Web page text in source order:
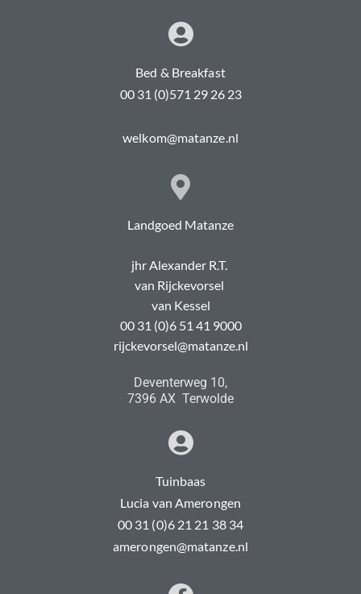
Bed & Breakfast
00 31 (0)571 29 26 23
welkom@matanze.nl
Landgoed Matanze
jhr Alexander R.T.
van Rijckevorsel
van Kessel
00 31 (0)6 51 41 9000
rijckevorsel@matanze.nl
Deventerweg 10,
7396 AX Terwolde
Tuinbaas
Lucia van Amerongen
00 31 (0)6 21 21 38 34
amerongen@matanze.nl